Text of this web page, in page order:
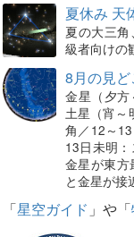
夏休み 天
夏の大三
級者向けの
8月の見ど
金星（夕方
土星（宵～
角／12～
13日未明
金星が東方
と金星が
「星空ガイド 」や「